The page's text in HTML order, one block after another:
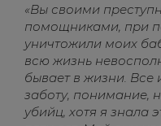
«Вы своими
помощниками, при
уничтожили моих
всю жизнь
бывает в жизни.
заботу, понимание,
убийц, хотя я знала